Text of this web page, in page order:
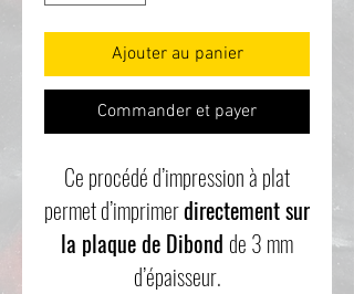
Ajouter au panier
Commander et payer
Ce procédé d’impression à plat
permet d’imprimerdirectement sur
la plaque de Dibond de 3 mm
d’épaisseur.